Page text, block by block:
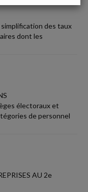
des taux
dont les
électoraux et
de personnel
AU 2e